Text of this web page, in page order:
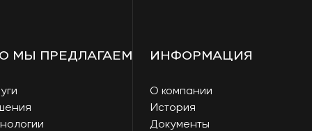
МЫ ПРЕДЛАГАЕМ ИНФОРМАЦИЯ
О компании
История
Документы